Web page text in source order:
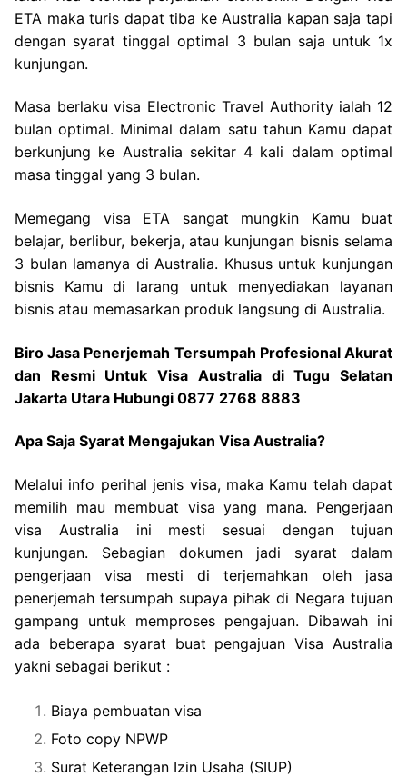
ETA maka turis dapat tiba ke Australia kapan saja tapi
dengan syarat tinggal optimal 3 bulan saja untuk 1x
kunjungan.
Masa berlaku visa Electronic Travel Authority ialah 12
bulan optimal. Minimal dalam satu tahun Kamu dapat
berkunjung ke Australia sekitar 4 kali dalam optimal
masa tinggal yang 3 bulan.
Memegang visa ETA sangat mungkin Kamu buat
belajar, berlibur, bekerja, atau kunjungan bisnis selama
3 bulan lamanya di Australia. Khusus untuk kunjungan
bisnis Kamu di larang untuk menyediakan layanan
bisnis atau memasarkan produk langsung di Australia.
Biro Jasa Penerjemah Tersumpah Profesional Akurat
dan Resmi Untuk Visa Australia di Tugu Selatan
Jakarta Utara Hubungi 0877 2768 8883
Apa Saja Syarat Mengajukan Visa Australia?
Melalui info perihal jenis visa, maka Kamu telah dapat
memilih mau membuat visa yang mana. Pengerjaan
visa Australia ini mesti sesuai dengan tujuan
kunjungan. Sebagian dokumen jadi syarat dalam
pengerjaan visa mesti di terjemahkan oleh jasa
penerjemah tersumpah supaya pihak di Negara tujuan
gampang untuk memproses pengajuan. Dibawah ini
ada beberapa syarat buat pengajuan Visa Australia
yakni sebagai berikut :
Biaya pembuatan visa
Foto copy NPWP
Surat Keterangan Izin Usaha (SIUP)